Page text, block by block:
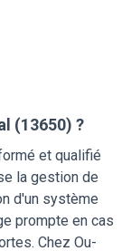
(13650) ?
et qualifié
la gestion de
d'un système
prompte en cas
Chez Ou-